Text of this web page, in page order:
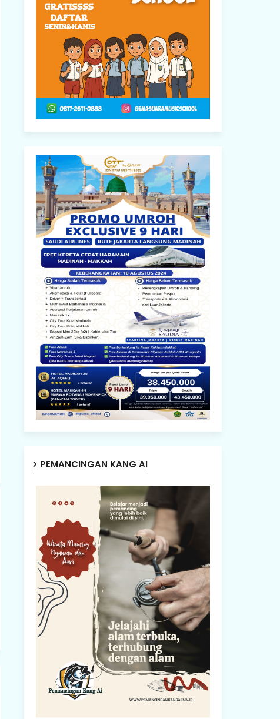
PEMANCINGAN KANG AI